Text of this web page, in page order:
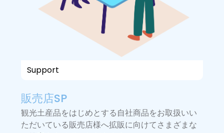
Support
販売店SP
観光土産品をはじめとする自社商品をお取扱いい
ただいている販売店様へ拡販に向けてさまざまな